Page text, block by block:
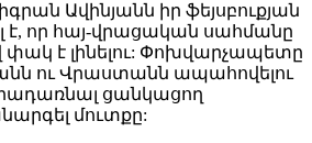
Ավինյանն իր ֆեյսբուքյան
է, որ հայ-վրացական սահմանը
փակ է լինելու: Փոխվարչապետը
ու Վրաստանն ապահովելու
ցանկացող
մուտքը: